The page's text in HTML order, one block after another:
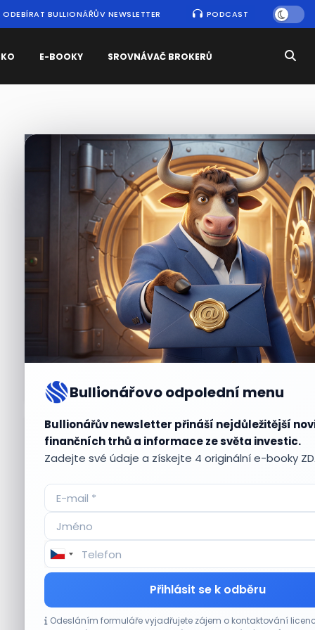
ODEBÍRAT BULLIONÁŘŮV NEWSLETTER PODCAST
E-BOOKY SROVNÁVAČ BROKERŮ
Bullionářovo odpolední menu
Bullionářův newsletter přináší nejdůležitější
finančních trhů a informace ze světa investic.
Zadejte své údaje a získejte 4 originální e-booky
Přihlásit se k odběru
Odesláním formuláře vyjadřujete zájem o kontaktování
Nejčtenějšízprávy
Aktuálnípříležitosti
Akcie Micron klesají, ale nejhoršímu